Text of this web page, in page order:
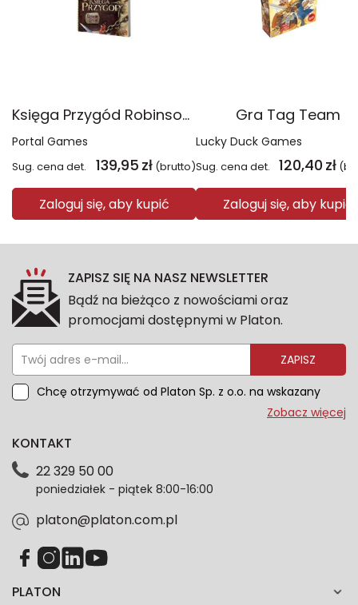
Księga Przygód Robinson Crusoe
Portal Games
Sug. cena det. 139,95 zł (brutto)
Zaloguj się, aby kupić
Gra Tag Team
Lucky Duck Games
Sug. cena det. 120,40 zł
Zaloguj się, aby kupić
ZAPISZ SIĘ NA NASZ NEWSLETTER
Bądź na bieżąco z nowościami oraz
promocjami dostępnymi w Platon.
ZAPISZ
Chcę otrzymywać od Platon Sp. z o.o. na wskazany
przeze mnie adres e-mail informacje marketingowe
dotyczące danych osobowych znajdziesz w naszej
każdym czasie. Wycofanie zgody nie wpłynie na
zgodność z prawem przetwarzania dokonanego przed
Zobacz więcej
PLATON
KONTAKT
22 329 50 00
poniedziałek - piątek 8:00-16:00
platon@platon.com.pl